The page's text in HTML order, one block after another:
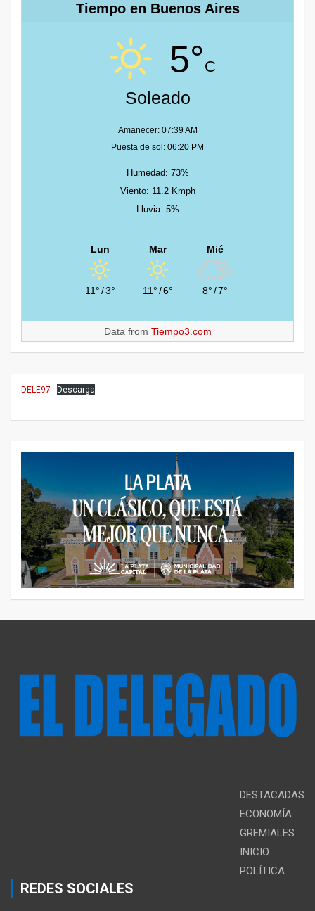
Tiempo en Buenos Aires
5°C
Soleado
Amanecer: 07:39 AM
Puesta de sol: 06:20 PM
Humedad: 73%
Viento: 11.2 Kmph
Lluvia: 5%
Lun
11°/3°
Mar
11°/6°
Mié
8°/7°
Data from Tiempo3.com
DELE97 Descarga
DESTACADAS
ECONOMÍA
GREMIALES
INICIO
POLÍTICA
REDES SOCIALES